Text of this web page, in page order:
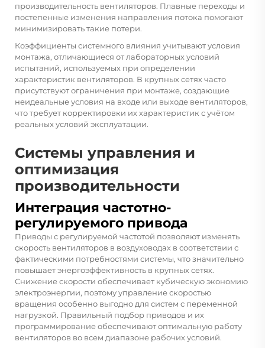
производительность вентиляторов. Плавные переходы и
постепенные изменения направления потока помогают
минимизировать такие потери.
Коэффициенты системного влияния учитывают условия
монтажа, отличающиеся от лабораторных условий
испытаний, используемых при определении
характеристик вентиляторов. В крупных сетях часто
присутствуют ограничения при монтаже, создающие
неидеальные условия на входе или выходе вентиляторов,
что требует корректировки их характеристик с учётом
реальных условий эксплуатации.
Системы управления и
оптимизация
производительности
Интеграция частотно-
регулируемого привода
Приводы с регулируемой частотой позволяют изменять
скорость вентиляторов в воздуховодах в соответствии с
фактическими потребностями системы, что значительно
повышает энергоэффективность в крупных сетях.
Снижение скорости обеспечивает кубическую экономию
электроэнергии, поэтому управление скоростью
вращения особенно выгодно для систем с переменной
нагрузкой. Правильный подбор приводов и их
программирование обеспечивают оптимальную работу
вентиляторов во всем диапазоне рабочих условий.